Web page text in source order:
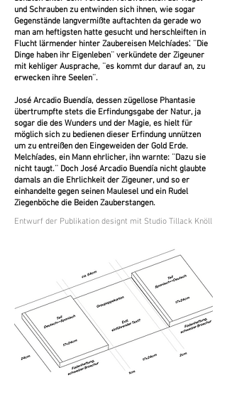
und Schrauben zu entwinden sich ihnen, wie sogar
Gegenstände langvermißte auftachten da gerade wo
man am heftigsten hatte gesucht und herschleiften in
Flucht lärmender hinter Zaubereisen Melchíades'. ¨Die
Dinge haben ihr Eigenleben¨ verkündete der Zigeuner
mit kehliger Ausprache, ¨es kommt dur darauf an, zu
erwecken ihre Seelen¨.
José Arcadio Buendía, dessen zügellose Phantasie
übertrumpfte stets die Erfindungsgabe der Natur, ja
sogar die des Wunders und der Magie, es hielt für
möglich sich zu bedienen dieser Erfindung unnützen
um zu entreißen den Eingeweiden der Gold Erde.
Melchíades, ein Mann ehrlicher, ihn warnte: ¨Dazu sie
nicht taugt.¨ Doch José Arcadio Buendía nicht glaubte
damals an die Ehrlichkeit der Zigeuner, und so er
einhandelte gegen seinen Maulesel und ein Rudel
Ziegenböche die Beiden Zauberstangen.
Entwurf der Publikation designt mit Studio Tillack Knöll